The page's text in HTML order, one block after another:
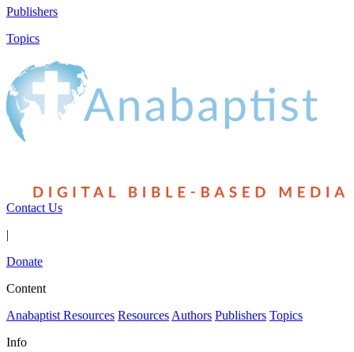
Publishers
Topics
Contact Us
|
Donate
Content
Anabaptist Resources Resources Authors Publishers Topics
Info